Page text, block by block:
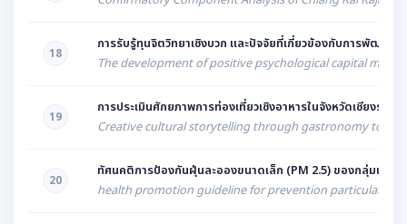
18
การรับรู้ทุนจิตวิทยาเชิงบวก และปัจจัยที่เกี่ยวข้องกับการพัฒนา
The development of positive psychological capital
19
การประเมินศักยภาพการท่องเที่ยวเชิงอาหารในจังหวัดเชียงราย
Creative cultural storytelling through gastronomy
20
ทัศนคติการป้องกันฝุ่นละอองขนาดเล็ก (PM 2.5) ของกลุ่มแรงง
health promotion guideline for prevention particulate